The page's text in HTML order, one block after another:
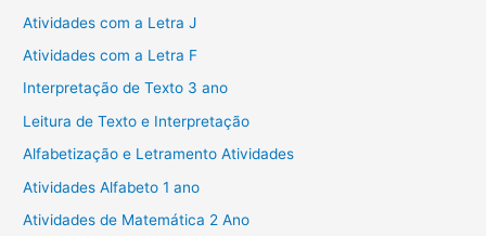
Atividades com a Letra J
Atividades com a Letra F
Interpretação de Texto 3 ano
Leitura de Texto e Interpretação
Alfabetização e Letramento Atividades
Atividades Alfabeto 1 ano
Atividades de Matemática 2 Ano